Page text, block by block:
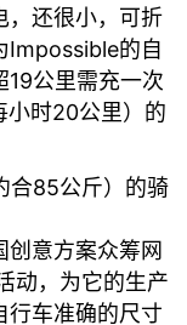
，还很小，可折
Impossible的自
19公里需充一次
小时20公里）的
合85公斤）的骑
意方案众筹网
动，为它的生产
行车准确的尺寸